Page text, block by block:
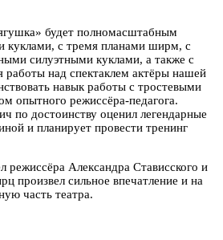
будет полномасштабным
куклами, с тремя планами ширм, с
силуэтными куклами, а также с
над спектаклем актёры нашей
навык работы с тростевыми
опытного режиссёра-педагога.
по достоинству оценил легендарные
и планирует провести тренинг
режиссёра Александра Стависского и
произвел сильное впечатление и на
часть театра.